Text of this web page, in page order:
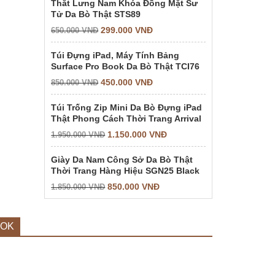
Thắt Lưng Nam Khóa Đồng Mặt Sư
Tử Da Bò Thật STS89
650.000VNĐ 299.000VNĐ
Túi Đựng iPad, Máy Tính Bảng
Surface Pro Book Da Bò Thật TCI76
850.000VNĐ 450.000VNĐ
Túi Trống Zip Mini Da Bò Đựng iPad
Thật Phong Cách Thời Trang Arrival
1.950.000VNĐ 1.150.000VNĐ
Giày Da Nam Công Sở Da Bò Thật
Thời Trang Hàng Hiệu SGN25 Black
1.850.000VNĐ 850.000VNĐ